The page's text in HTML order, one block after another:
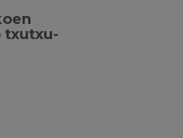
txutxu-